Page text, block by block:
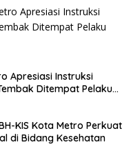
Apresiasi Instruksi
Ditempat Pelaku
KIS Kota Metro Perkuat
di Bidang Kesehatan